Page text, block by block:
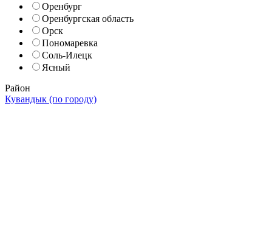
Оренбург
Оренбургская область
Орск
Пономаревка
Соль-Илецк
Ясный
Район
Кувандык (по городу)